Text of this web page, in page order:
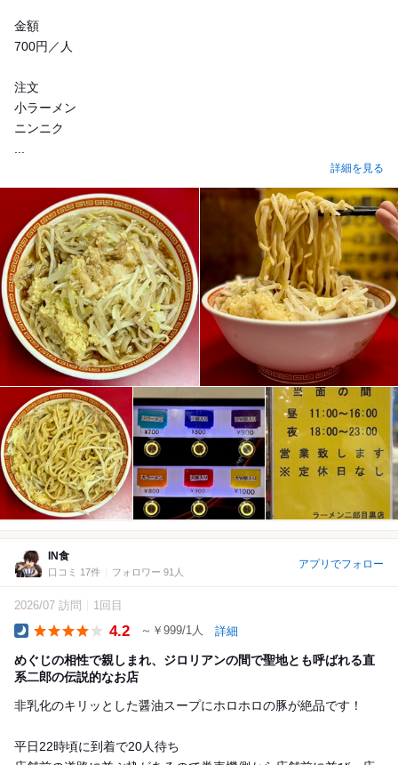
金額
700円／人
注文
小ラーメン
ニンニク
詳細を見る
IN食
口コミ 17件 フォロワー 91人
アプリでフォロー
2026/07 訪問 1回目
4.2 ～￥999/1人 詳細
めぐじの相性で親しまれ、ジロリアンの間で聖地とも呼ばれる直
系二郎の伝説的なお店
非乳化のキリッとした醤油スープにホロホロの豚が絶品です！
平日22時頃に到着で20人待ち